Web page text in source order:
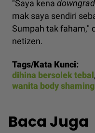
"Saya kena
mak saya sendiri
Sumpah tak faham,"
netizen.
Tags/Kata Kunci:
dihina bersolek tebal,
wanita body shaming
Baca Juga